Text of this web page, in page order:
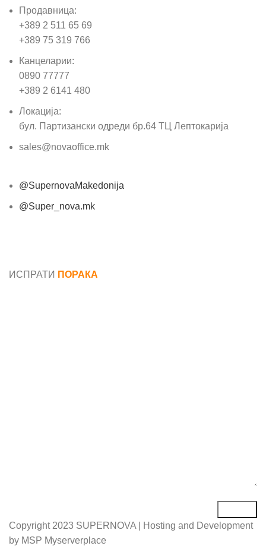
Продавница:
+389 2 511 65 69
+389 75 319 766
Канцеларии:
0890 77777
+389 2 6141 480
Локација:
бул. Партизански одреди бр.64 ТЦ Лептокарија
sales@novaoffice.mk
@SupernovaMakedonija
@Super_nova.mk
ИСПРАТИ ПОРАКА
Copyright 2023 SUPERNOVA | Hosting and Development
by MSP Myserverplace